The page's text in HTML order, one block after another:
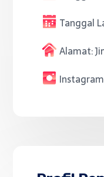
Tanggal
Alamat: